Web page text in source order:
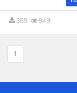
359 949
1